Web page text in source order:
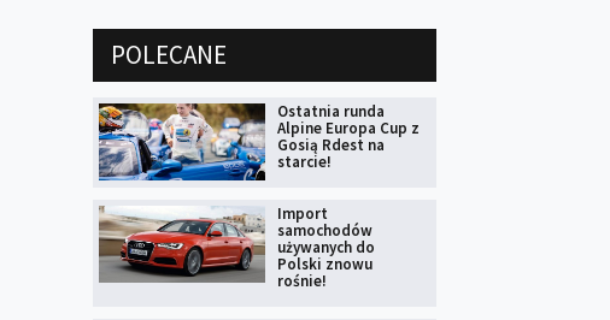
POLECANE
Ostatnia runda
Alpine Europa Cup z
Gosią Rdest na
starcie!
Import
samochodów
używanych do
Polski znowu
rośnie!